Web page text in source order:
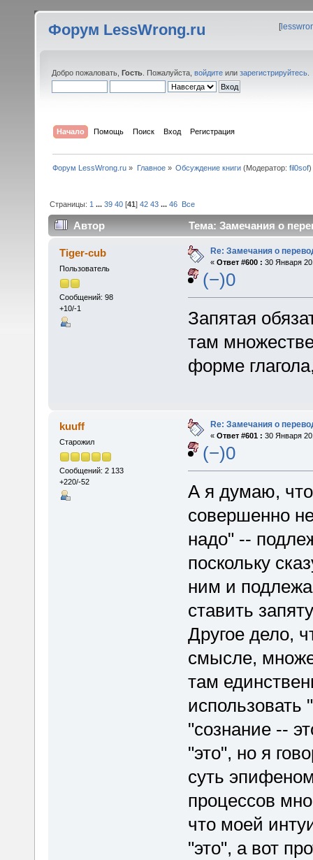
Форум LessWrong.ru [
Добро пожаловать, Гость . Пожалуйста, войдите или зарегистрируйтесь
Начало Помощь Поиск Вход Регистрация
Форум LessWrong.ru » Главное» Обсуждение книги(Модератор: fil0sof)
Страницы: 1 ...39 40 [41]42 43 ...46 Все
Автор Тема: Замечания о
Tiger-cub
Пользователь
Сообщений: 98
+10/-1
Re: Замечания о
« Ответ #600 : 30 Января
(−)0
Запятая
там
форме
kuuff
Старожил
Сообщений: 2 133
+220/-52
Re: Замечания о
« Ответ #601 : 30 Января
(−)0
А я думаю,
совершенно
надо" --
поскольку
ним и
ставить
Другое дело,
смысле,
там
использовать
"сознание --
"это", но я
суть
процессов
что моей
"это", а вот